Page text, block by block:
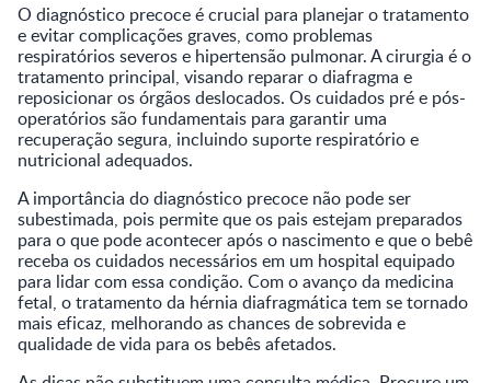
O diagnóstico precoce é crucial para planejar o tratamento
e evitar complicações graves, como problemas
respiratórios severos e hipertensão pulmonar. A cirurgia é o
tratamento principal, visando reparar o diafragma e
reposicionar os órgãos deslocados. Os cuidados pré e pós-
operatórios são fundamentais para garantir uma
recuperação segura, incluindo suporte respiratório e
nutricional adequados.
A importância do diagnóstico precoce não pode ser
subestimada, pois permite que os pais estejam preparados
para o que pode acontecer após o nascimento e que o bebê
receba os cuidados necessários em um hospital equipado
para lidar com essa condição. Com o avanço da medicina
fetal, o tratamento da hérnia diafragmática tem se tornado
mais eficaz, melhorando as chances de sobrevida e
qualidade de vida para os bebês afetados.